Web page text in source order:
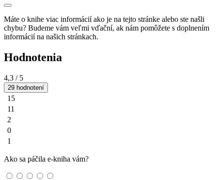
Máte o knihe viac informácií ako je na tejto stránke alebo ste našli
chybu? Budeme vám veľmi vďační, ak nám pomôžete s doplnením
informácií na našich stránkach.
Hodnotenia
4,3 / 5
29 hodnotení
15
11
2
0
1
Ako sa páčila e-kniha vám?